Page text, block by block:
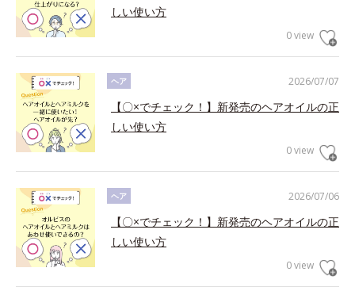
しい使い方
0 view
2026/07/07
ヘア
【〇×でチェック！】新発売のヘアオイルの正
しい使い方
0 view
2026/07/06
ヘア
【〇×でチェック！】新発売のヘアオイルの正
しい使い方
0 view